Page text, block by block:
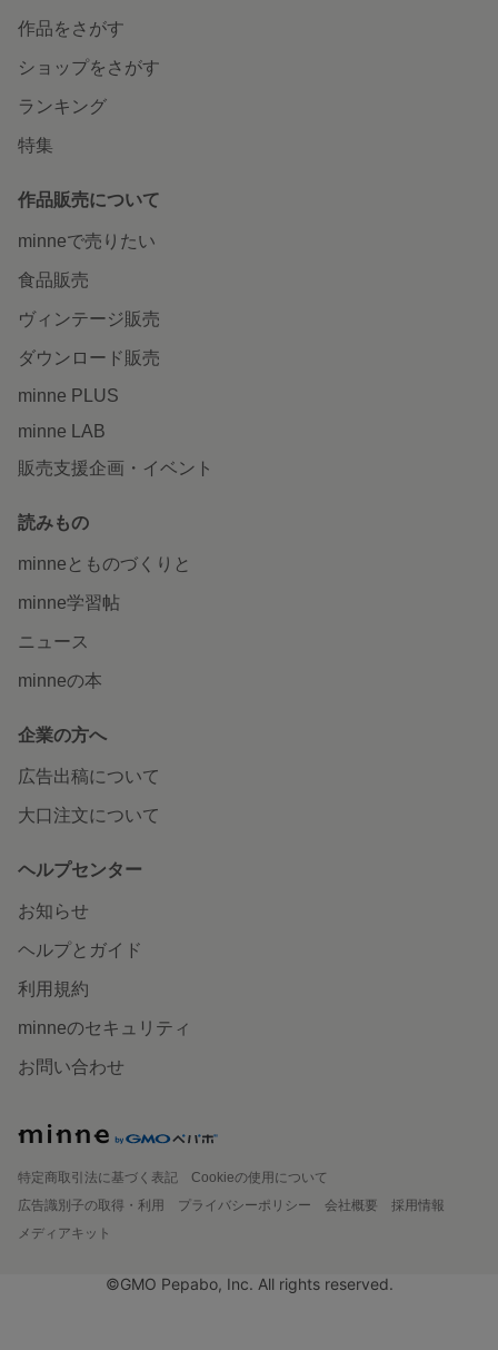
作品をさがす
ショップをさがす
ランキング
特集
作品販売について
minneで売りたい
食品販売
ヴィンテージ販売
ダウンロード販売
minne PLUS
minne LAB
販売支援企画・イベント
読みもの
minneとものづくりと
minne学習帖
ニュース
minneの本
企業の方へ
広告出稿について
大口注文について
ヘルプセンター
お知らせ
ヘルプとガイド
利用規約
minneのセキュリティ
お問い合わせ
特定商取引法に基づく表記
Cookieの使用について
広告識別子の取得・利用
プライバシーポリシー 会社概要
採用情報
メディアキット
©GMO Pepabo, Inc. All rights reserved.